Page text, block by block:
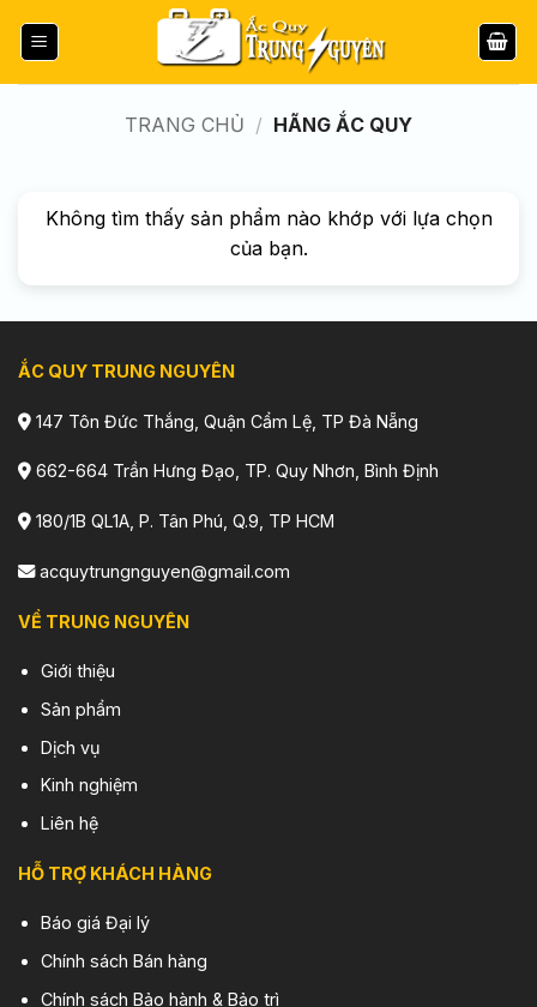
qua
TRANG CHỦ / HÃNG ẮC QUY
Không tìm thấy sản phẩm nào khớp với lựa chọn
của bạn.
ẮC QUY TRUNG NGUYÊN
147 Tôn Đức Thắng, Quận Cẩm Lệ, TP Đà Nẵng
662-664 Trần Hưng Đạo, TP. Quy Nhơn, Bình Định
180/1B QL1A, P. Tân Phú, Q.9, TP HCM
acquytrungnguyen@gmail.com
VỀ TRUNG NGUYÊN
Giới thiệu
Sản phẩm
Dịch vụ
Kinh nghiệm
Liên hệ
HỖ TRỢ KHÁCH HÀNG
Báo giá Đại lý
Chính sách Bán hàng
Chính sách Bảo hành & Bảo trì